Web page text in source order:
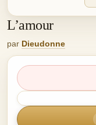
L’amour
par Dieudonne